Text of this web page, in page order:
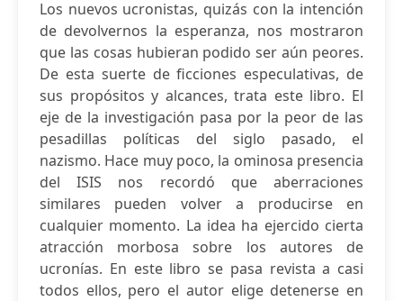
Los nuevos ucronistas, quizás con la intención
de devolvernos la esperanza, nos mostraron
que las cosas hubieran podido ser aún peores.
De esta suerte de ficciones especulativas, de
sus propósitos y alcances, trata este libro. El
eje de la investigación pasa por la peor de las
pesadillas políticas del siglo pasado, el
nazismo. Hace muy poco, la ominosa presencia
del ISIS nos recordó que aberraciones
similares pueden volver a producirse en
cualquier momento. La idea ha ejercido cierta
atracción morbosa sobre los autores de
ucronías. En este libro se pasa revista a casi
todos ellos, pero el autor elige detenerse en